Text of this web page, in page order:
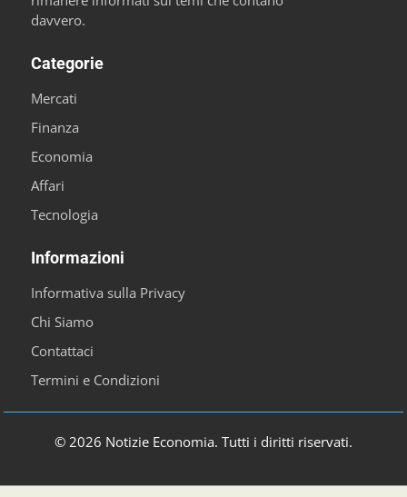
davvero.
Categorie
Mercati
Finanza
Economia
Affari
Tecnologia
Informazioni
Informativa sulla Privacy
Chi Siamo
Contattaci
Termini e Condizioni
© 2026 Notizie Economia. Tutti i diritti riservati.